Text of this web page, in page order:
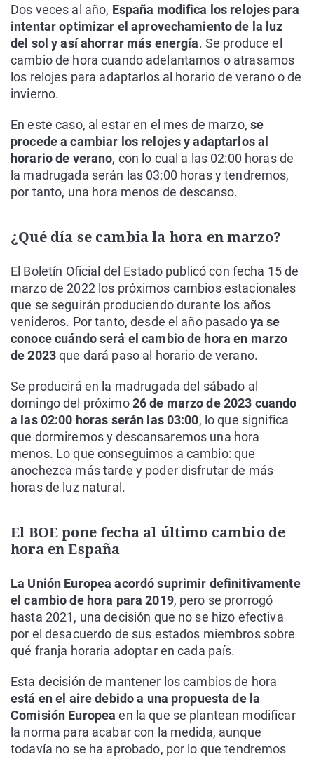
Dos veces al año, España modifica los relojes para
intentar optimizar el aprovechamiento de la luz
del sol y así ahorrar más energía. Se produce el
cambio de hora cuando adelantamos o atrasamos
los relojes para adaptarlos al horario de verano o de
invierno.
En este caso, al estar en el mes de marzo,se
procede a cambiar los relojes y adaptarlos al
horario de verano, con lo cual a las 02:00 horas de
la madrugada serán las 03:00 horas y tendremos,
por tanto, una hora menos de descanso.
¿Qué día se cambia la hora en marzo?
El Boletín Oficial del Estado publicó con fecha 15 de
marzo de 2022 los próximos cambios estacionales
que se seguirán produciendo durante los años
venideros. Por tanto, desde el año pasadoya se
conoce cuándo será el cambio de hora en marzo
de 2023que dará paso al horario de verano.
Se producirá en la madrugada del sábado al
domingo del próximo26 de marzo de 2023 cuando
a las 02:00 horas serán las 03:00, lo que significa
que dormiremos y descansaremos una hora
menos. Lo que conseguimos a cambio: que
anochezca más tarde y poder disfrutar de más
horas de luz natural.
El BOE pone fecha al último cambio de
hora en España
La Unión Europea acordó suprimir definitivamente
el cambio de hora para 2019, pero se prorrogó
hasta 2021, una decisión que no se hizo efectiva
por el desacuerdo de sus estados miembros sobre
qué franja horaria adoptar en cada país.
Esta decisión de mantener los cambios de hora
está en el aire debido a una propuesta de la
Comisión Europea en la que se plantean modificar
la norma para acabar con la medida, aunque
todavía no se ha aprobado, por lo que tendremos